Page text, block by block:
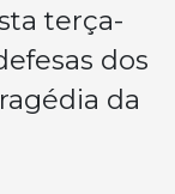
terça-
dos
da